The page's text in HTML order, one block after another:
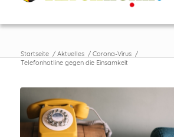
Startseite / Aktuelles / Corona-Virus /
Telefonhotline gegen die Einsamkeit